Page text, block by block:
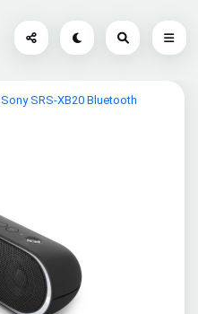
Sony SRS-XB20 Bluetooth